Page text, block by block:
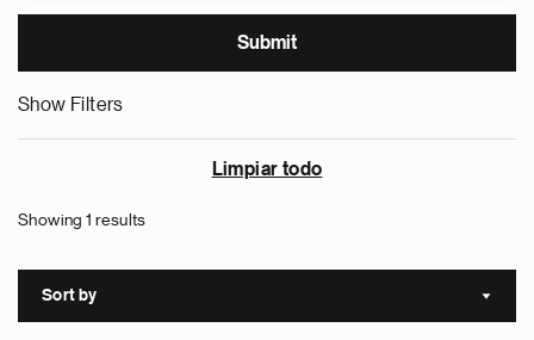
Show Filters
Limpiar todo
Showing 1 results
Sort by Sort